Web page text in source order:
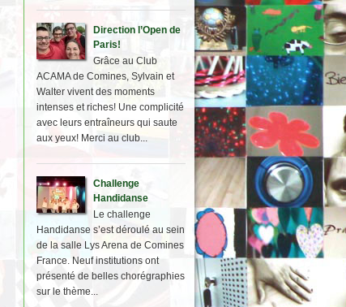
Direction l’Open de
Paris!
Grâce au Club
ACAMA de Comines, Sylvain et
Walter vivent des moments
intenses et riches! Une complicité
avec leurs entraîneurs qui saute
aux yeux! Merci au club...
Challenge
Handidanse
Le challenge
Handidanse s’est déroulé au sein
de la salle Lys Arena de Comines
France. Neuf institutions ont
présenté de belles chorégraphies
sur le thème...